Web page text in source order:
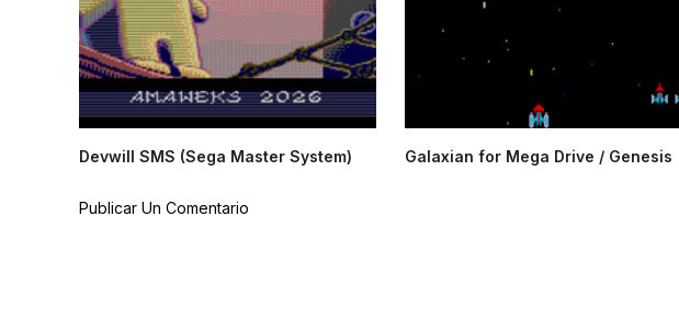
Devwill SMS (Sega Master System) Galaxian for Mega Drive / Genesis
Publicar Un Comentario